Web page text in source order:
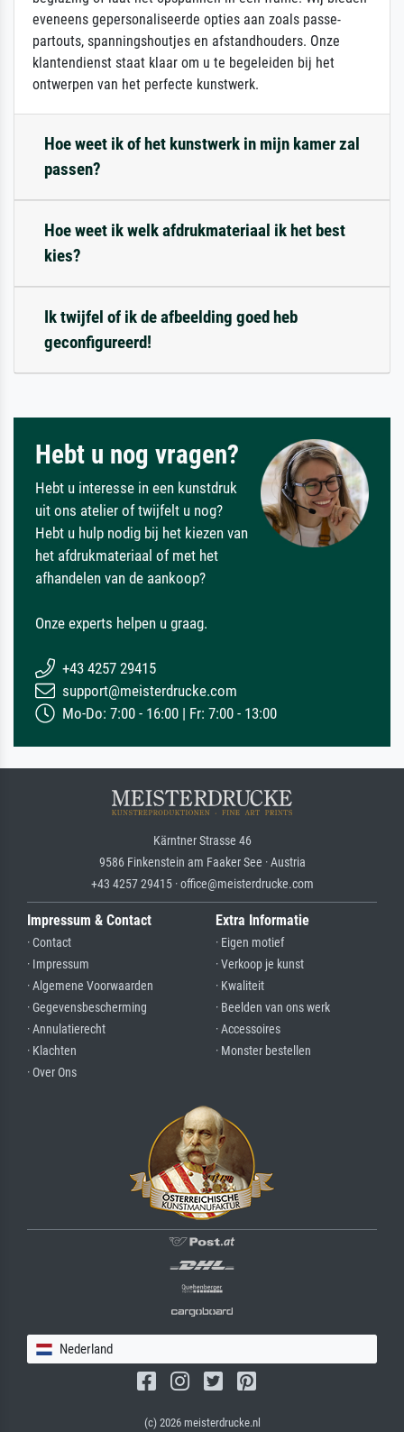
eveneens gepersonaliseerde opties aan zoals passe-
partouts, spanningshoutjes en afstandhouders. Onze
klantendienst staat klaar om u te begeleiden bij het
ontwerpen van het perfecte kunstwerk.
Hoe weet ik of het kunstwerk in mijn kamer zal
passen?
Hoe weet ik welk afdrukmateriaal ik het best
kies?
Ik twijfel of ik de afbeelding goed heb
geconfigureerd!
Hebt u nog vragen?
Hebt u interesse in een kunstdruk
uit ons atelier of twijfelt u nog?
Hebt u hulp nodig bij het kiezen van
het afdrukmateriaal of met het
afhandelen van de aankoop?
Onze experts helpen u graag.
+43 4257 29415
support@meisterdrucke.com
Mo-Do: 7:00 - 16:00 | Fr: 7:00 - 13:00
Kärntner Strasse 46
9586 Finkenstein am Faaker See · Austria
+43 4257 29415 · office@meisterdrucke.com
Impressum & Contact
· Contact
· Impressum
· Algemene Voorwaarden
· Gegevensbescherming
· Annulatierecht
· Klachten
· Over Ons
Extra Informatie
· Eigen motief
· Verkoop je kunst
· Kwaliteit
· Beelden van ons werk
· Accessoires
· Monster bestellen
Nederland
(c) 2026 meisterdrucke.nl